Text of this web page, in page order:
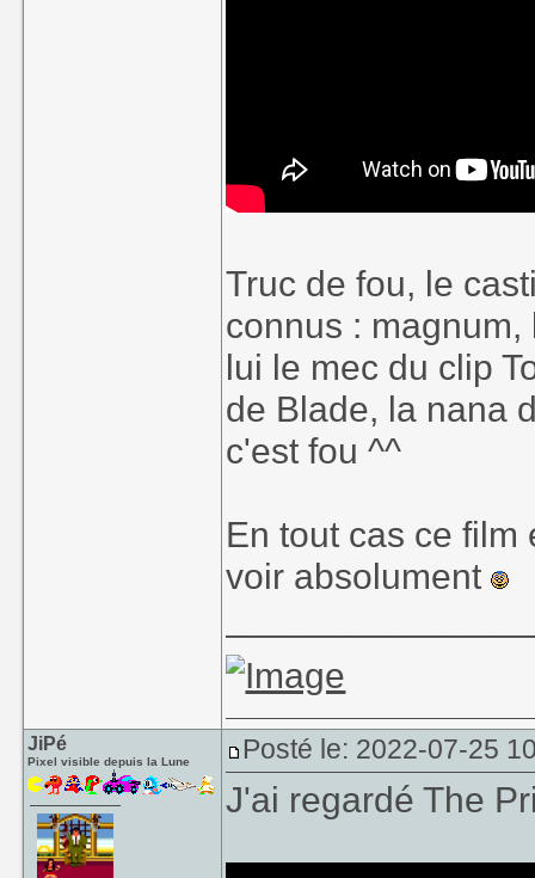
Truc de fou, le
connus :
lui le mec du clip
de Blade, la nana
c'est fou ^^
En tout cas ce
voir absolument
JiPé
Pixel visible depuis la Lune Posté le: 2022-07-25
J'ai regardé The